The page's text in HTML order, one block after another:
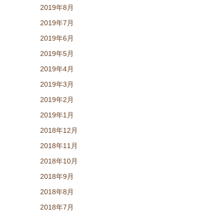
2019年8月
2019年7月
2019年6月
2019年5月
2019年4月
2019年3月
2019年2月
2019年1月
2018年12月
2018年11月
2018年10月
2018年9月
2018年8月
2018年7月